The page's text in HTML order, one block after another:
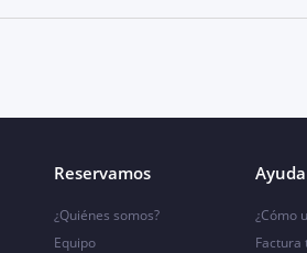
Reservamos
¿Quiénes somos?
Equipo
¿Cómo
Factura